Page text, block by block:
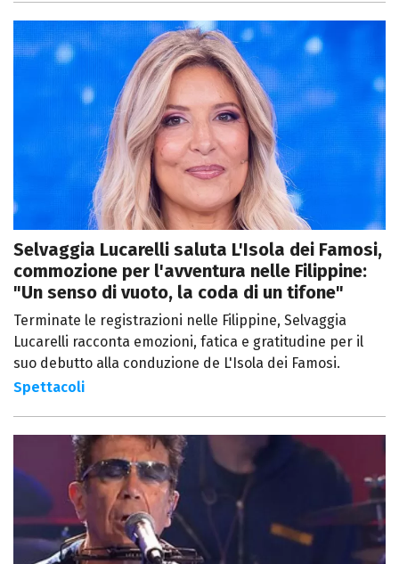
Selvaggia Lucarelli saluta L'Isola dei Famosi,
commozione per l'avventura nelle Filippine:
"Un senso di vuoto, la coda di un tifone"
Terminate le registrazioni nelle Filippine, Selvaggia
Lucarelli racconta emozioni, fatica e gratitudine per il
suo debutto alla conduzione de L'Isola dei Famosi.
Spettacoli